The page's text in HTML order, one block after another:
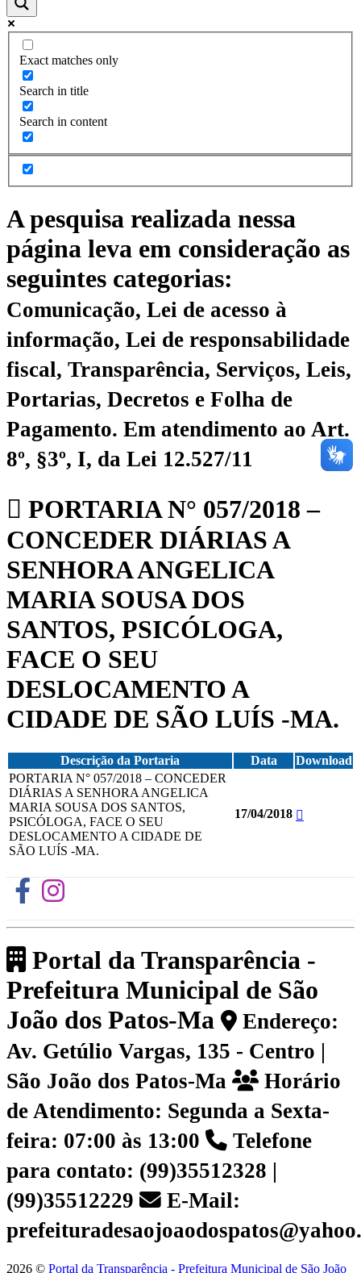
Exact matches only
Search in title
Search in content
A pesquisa realizada nessa
página leva em consideração as
seguintes categorias:
Comunicação, Lei de acesso à
informação, Lei de responsabilidade
fiscal, Transparência, Serviços, Leis,
Portarias, Decretos e Folha de
Pagamento. Em atendimento ao Art.
8º, §3º, I, da Lei 12.527/11
PORTARIA N° 057/2018 –
CONCEDER DIÁRIAS A
SENHORA ANGELICA
MARIA SOUSA DOS
SANTOS, PSICÓLOGA,
FACE O SEU
DESLOCAMENTO A
CIDADE DE SÃO LUÍS -MA.
Descrição da Portaria Data
Download
PORTARIA N° 057/2018 – CONCEDER
DIÁRIAS A SENHORA ANGELICA
MARIA SOUSA DOS SANTOS,
PSICÓLOGA, FACE O SEU
DESLOCAMENTO A CIDADE DE
SÃO LUÍS -MA.
17/04/2018
Portal da Transparência -
Prefeitura Municipal de São
João dos Patos-Ma
Endereço:
Av. Getúlio Vargas, 135 - Centro |
São João dos Patos-Ma
Horário
de Atendimento: Segunda a Sexta-
feira: 07:00 às 13:00
Telefone
para contato: (99)35512328 |
(99)35512229
E-Mail:
2026 © Portal da Transparência - Prefeitura Municipal de São João